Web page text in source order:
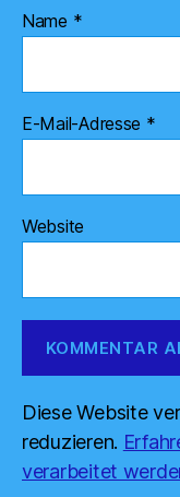
Name *
E-Mail-Adresse *
Website
Diese Website
reduzieren.
verarbeitet